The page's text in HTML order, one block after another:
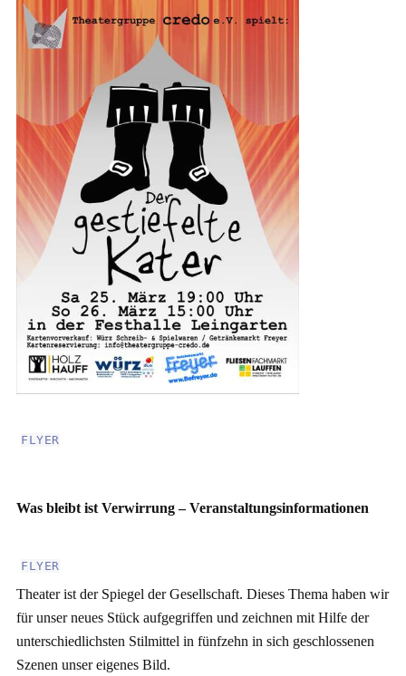
FLYER
Was bleibt ist Verwirrung – Veranstaltungsinformationen
FLYER
Theater ist der Spiegel der Gesellschaft. Dieses Thema haben wir
für unser neues Stück aufgegriffen und zeichnen mit Hilfe der
unterschiedlichsten Stilmittel in fünfzehn in sich geschlossenen
Szenen unser eigenes Bild.